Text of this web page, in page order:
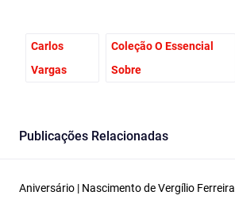
Carlos
Vargas
Coleção O Essencial
Sobre
Publicações Relacionadas
Aniversário | Nascimento de Vergílio Ferreira